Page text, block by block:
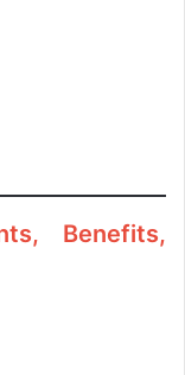
Benefits,